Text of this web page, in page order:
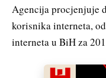
Agencija procjenjuje
korisnika interneta,
interneta u BiH za